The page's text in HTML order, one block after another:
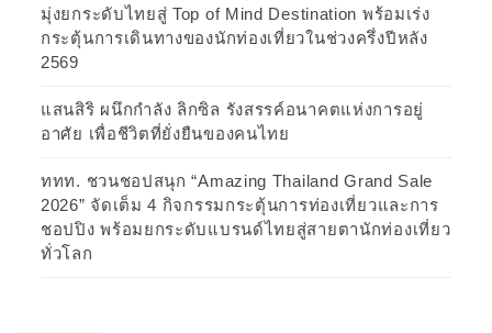
มุ่งยกระดับไทยสู่ Top of Mind Destination พร้อมเร่ง
กระตุ้นการเดินทางของนักท่องเที่ยวในช่วงครึ่งปีหลัง
2569
แสนสิริ ผนึกกำลัง ลิกซิล รังสรรค์อนาคตแห่งการอยู่
อาศัย เพื่อชีวิตที่ยั่งยืนของคนไทย
ททท. ชวนชอปสนุก “Amazing Thailand Grand Sale
2026” จัดเต็ม 4 กิจกรรมกระตุ้นการท่องเที่ยวและการ
ชอปปิง พร้อมยกระดับแบรนด์ไทยสู่สายตานักท่องเที่ยว
ทั่วโลก